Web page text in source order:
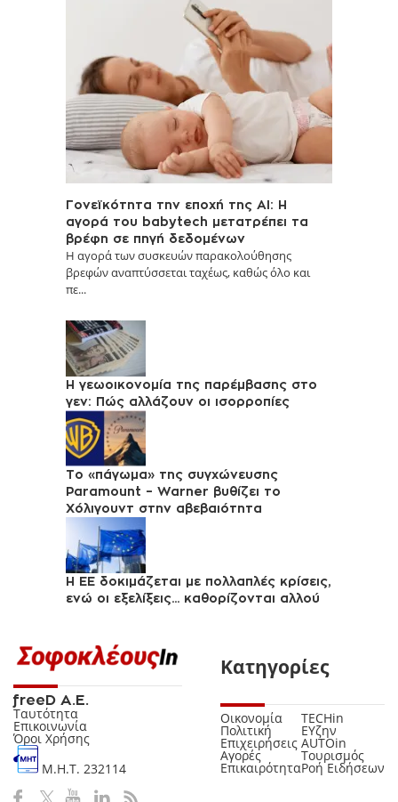
Γονεϊκότητα την εποχή της AI: Η
αγορά του babytech μετατρέπει τα
βρέφη σε πηγή δεδομένων
Η αγορά των συσκευών παρακολούθησης
βρεφών αναπτύσσεται ταχέως, καθώς όλο και
πε...
Η γεωοικονομία της παρέμβασης στο
γεν: Πώς αλλάζουν οι ισορροπίες
Το «πάγωμα» της συγχώνευσης
Paramount – Warner βυθίζει το
Χόλιγουντ στην αβεβαιότητα
Η ΕΕ δοκιμάζεται με πολλαπλές κρίσεις,
ενώ οι εξελίξεις... καθορίζονται αλλού
freeD Α.Ε.
Ταυτότητα
Επικοινωνία
Όροι Χρήσης
Μ.Η.Τ. 232114
Κατηγορίες
Οικονομία
Πολιτική
Επιχειρήσεις
Αγορές
Επικαιρότητα
TECHin
ΕΥζην
AUTOin
Τουρισμός
Ροή Ειδήσεων